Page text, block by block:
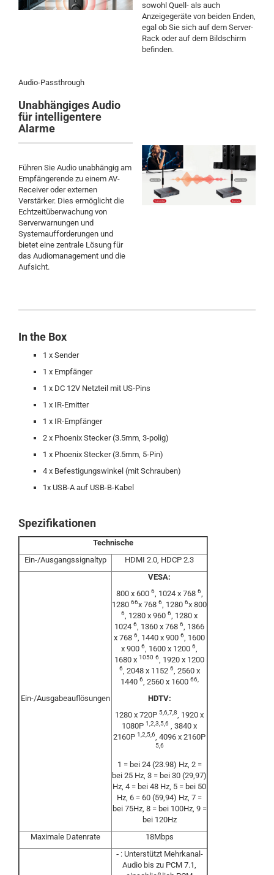
sowohl Quell- als auch
Anzeigegeräte von beiden Enden,
egal ob Sie sich auf dem Server-
Rack oder auf dem Bildschirm
befinden.
Audio-Passthrough
Unabhängiges Audio
für intelligentere
Alarme
Führen Sie Audio unabhängig am
Empfängerende zu einem AV-
Receiver oder externen
Verstärker. Dies ermöglicht die
Echtzeitüberwachung von
Serverwarnungen und
Systemaufforderungen und
bietet eine zentrale Lösung für
das Audiomanagement und die
Aufsicht.
In the Box
1 x Sender
1 x Empfänger
1 x DC 12V Netzteil mit US-Pins
1 x IR-Emitter
1 x IR-Empfänger
2 x Phoenix Stecker (3.5mm, 3-polig)
1 x Phoenix Stecker (3.5mm, 5-Pin)
4 x Befestigungswinkel (mit Schrauben)
1x USB-A auf USB-B-Kabel
Spezifikationen
Technische
Ein-/Ausgangssignaltyp
HDMI 2.0, HDCP 2.3
Ein-/Ausgabeauflösungen
VESA:
800 x 600 6, 1024 x 768 6,
1280 66x 768 6, 1280 6x 800
6, 1280 x 960 6, 1280 x
1024 6, 1360 x 768 6, 1366
x 768 6, 1440 x 900 6, 1600
x 900 6, 1600 x 1200 6,
1680 x 1050 6, 1920 x 1200
6, 2048 x 1152 6, 2560 x
1440 6, 2560 x 1600 66,
HDTV:
1280 x 720P 5,6,7,8, 1920 x
1080P 1,2,3,5,6 , 3840 x
2160P 1,2,5,6, 4096 x 2160P
5,6
1 = bei 24 (23.98) Hz, 2 =
bei 25 Hz, 3 = bei 30 (29,97)
Hz, 4 = bei 48 Hz, 5 = bei 50
Hz, 6 = 60 (59,94) Hz, 7 =
bei 75Hz, 8 = bei 100Hz, 9 =
bei 120Hz
Maximale Datenrate
18Mbps
‐: Unterstützt Mehrkanal-
Audio bis zu PCM 7.1,